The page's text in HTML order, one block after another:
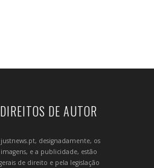
DE AUTOR
designadamente, os
e a publicidade, estão
de direito e pela legislação